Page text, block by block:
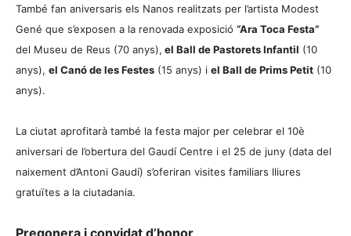
També fan aniversaris els Nanos realitzats per l’artista Modest
Gené que s’exposen a la renovada exposició “Ara Toca Festa”
del Museu de Reus (70 anys), el Ball de Pastorets Infantil (10
anys), el Canó de les Festes (15 anys) i el Ball de Prims Petit (10
anys).
La ciutat aprofitarà també la festa major per celebrar el 10è
aniversari de l’obertura del Gaudí Centre i el 25 de juny (data del
naixement d’Antoni Gaudí) s’oferiran visites familiars lliures
gratuïtes a la ciutadania.
Pregonera i convidat d’honor